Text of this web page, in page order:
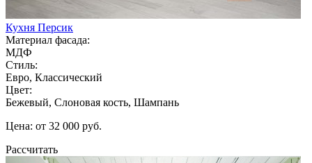
Кухня Персик
Материал фасада:
МДФ
Стиль:
Евро, Классический
Цвет:
Бежевый, Слоновая кость, Шампань
Цена: от 32 000 руб.
Рассчитать